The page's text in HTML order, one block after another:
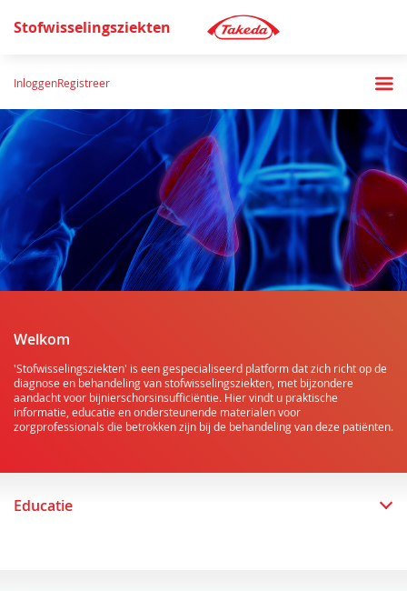
Stofwisselingsziekten
InloggenRegistreer
Welkom
'Stofwisselingsziekten' is een gespecialiseerd platform dat zich richt op de
diagnose en behandeling van stofwisselingsziekten, met bijzondere
aandacht voor bijnierschorsinsufficiëntie. Hier vindt u praktische
informatie, educatie en ondersteunende materialen voor
zorgprofessionals die betrokken zijn bij de behandeling van deze patiënten.
Educatie